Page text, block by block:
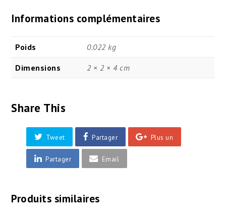
Informations complémentaires
Poids 0.022 kg
Dimensions 2 × 2 × 4 cm
Share This
Tweet Partager Plus un
Partager Email
Produits similaires